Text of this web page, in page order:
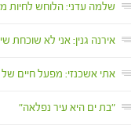
שלמה עדני: הלוחש לחיות
אירנה גנין: אני לא שוכחת
אתי אשכנזי: מפעל חיים
"בת ים היא עיר נפלאה"